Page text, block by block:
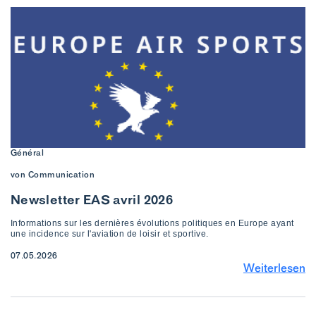
Général
von Communication
Newsletter EAS avril 2026
Informations sur les dernières évolutions politiques en Europe ayant
une incidence sur l'aviation de loisir et sportive.
07.05.2026
Weiterlesen